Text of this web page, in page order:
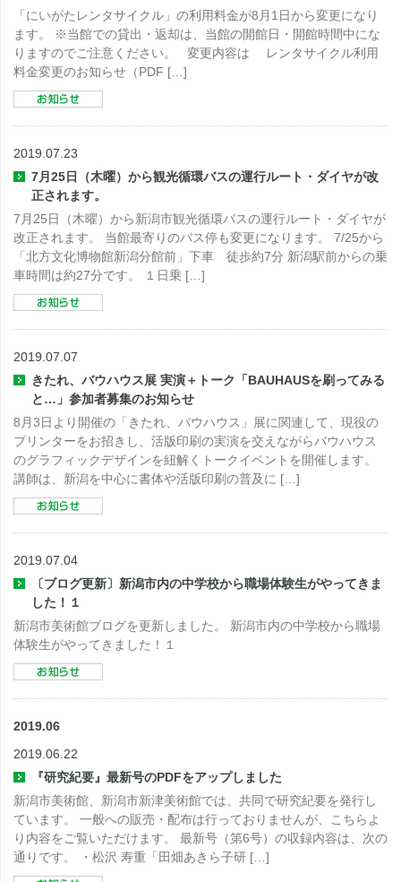
「にいがたレンタサイクル」の利用料金が8月1日から変更になり
ます。 ※当館での貸出・返却は、当館の開館日・開館時間中にな
りますのでご注意ください。 変更内容は レンタサイクル利用
料金変更のお知らせ（PDF […]
2019.07.23
7月25日（木曜）から観光循環バスの運行ルート・ダイヤが改
正されます。
7月25日（木曜）から新潟市観光循環バスの運行ルート・ダイヤが
改正されます。 当館最寄りのバス停も変更になります。 7/25から
「北方文化博物館新潟分館前」下車 徒歩約7分 新潟駅前からの乗
車時間は約27分です。 １日乗 […]
2019.07.07
きたれ、バウハウス展 実演＋トーク「BAUHAUSを刷ってみる
と…」参加者募集のお知らせ
8月3日より開催の「きたれ、バウハウス」展に関連して、現役の
プリンターをお招きし、活版印刷の実演を交えながらバウハウス
のグラフィックデザインを紐解くトークイベントを開催します。
講師は、新潟を中心に書体や活版印刷の普及に […]
2019.07.04
〔ブログ更新〕新潟市内の中学校から職場体験生がやってきま
した！１
新潟市美術館ブログを更新しました。 新潟市内の中学校から職場
体験生がやってきました！１
2019.06
2019.06.22
『研究紀要』最新号のPDFをアップしました
新潟市美術館、新潟市新津美術館では、共同で研究紀要を発行し
ています。 一般への販売・配布は行っておりませんが、こちらよ
り内容をご覧いただけます。 最新号（第6号）の収録内容は、次の
通りです。 ・松沢 寿重「田畑あきら子研 […]